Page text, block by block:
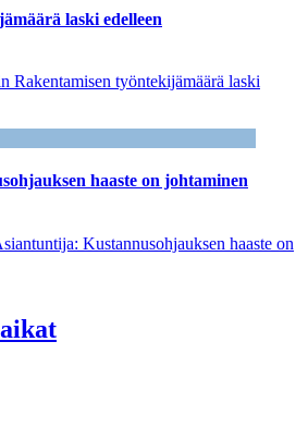
laski edelleen
Rakentamisen työntekijämäärä laski
haaste on johtaminen
Kustannusohjauksen haaste on